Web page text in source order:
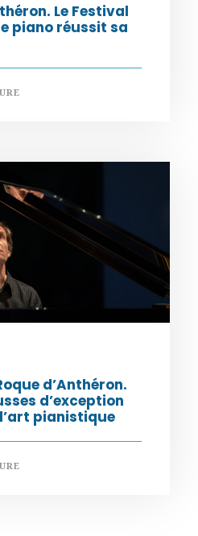
Le Festival
piano réussit sa
d’Anthéron.
d’exception
pianistique